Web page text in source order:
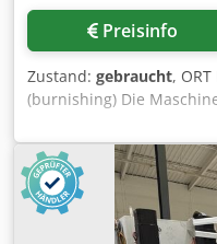
Preisinfo
Zustand: gebraucht,
(burnishing) Die
Strom. Probelauf
geben. Mimu